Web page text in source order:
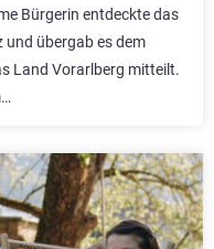
Bürgerin entdeckte das
übergab es dem
Land Vorarlberg mitteilt.